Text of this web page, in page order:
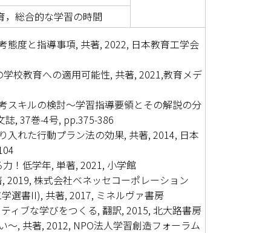
総合的な学習の時間
態度と指導事項, 共著, 2022, 日本教育工学会
校教育への適用可能性, 共著, 2021,教育メデ
スキルの検討～学習指導要領とその解説の分
誌, 37巻-4号, pp.375-386
れた行動プラン法の効果, 共著, 2014, 日本
！低学年, 単著, 2021, 小学館
株式会社ベネッセコーポレーション
選書II), 共著, 2017, ミネルヴァ書房
ィブな学びをつくる, 翻訳, 2015, 北大路書房
, 共著, 2012, NPO法人学習創造フォーラム